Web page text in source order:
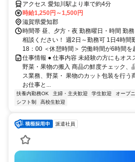
アクセス 愛知川駅より車で約4分
時給1,250円～1,500円
滋賀県愛知郡
時間帯 昼、夕方・夜 勤務曜日・時間 勤
相談ください！ 週2日～勤務可 1日4時間
18：00 ＜休憩時間＞ 労働時間が6時間を
仕事情報 ● 仕事内容 未経験の方にもオス
野菜・果物の搬入 商品の鮮度チェック、
ス業務、野菜・ 果物のカット包装を行う
お仕事と...
扶養内勤務OK 主婦・主夫歓迎 学生歓迎 オープ
シフト制
高校生歓迎
派遣社員